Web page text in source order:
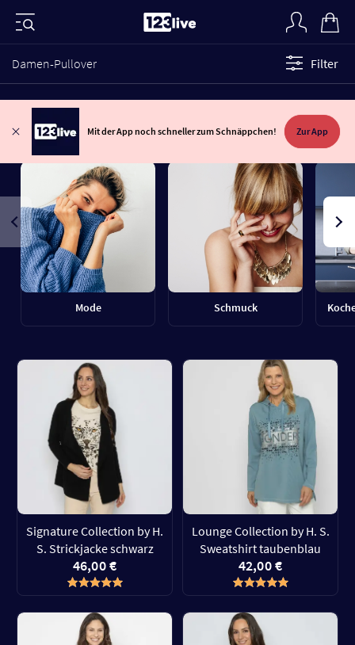
Damen-Pullover Filter
Mit der App noch schneller zum Schnäppchen! Zur App
Mode Schmuck
Signature Collection by H.
S. Strickjacke schwarz
46,00 €
Lounge Collection by H. S.
Sweatshirt taubenblau
42,00 €